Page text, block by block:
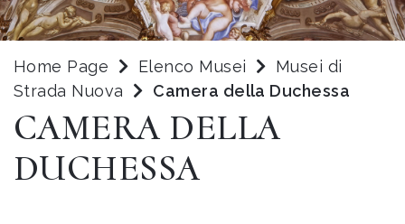
Home Page Elenco Musei
Musei di
Strada Nuova
Camera della Duchessa
CAMERA DELLA
DUCHESSA